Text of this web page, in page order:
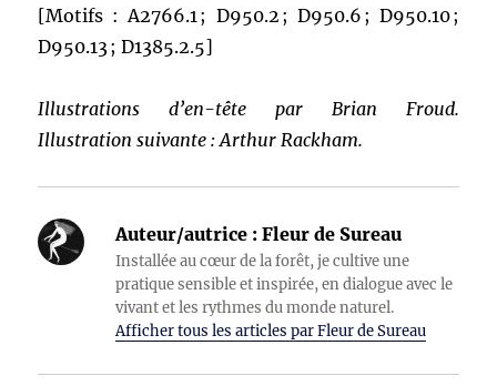
[Motifs : A2766.1 ; D950.2 ; D950.6 ; D950.10 ;
D950.13 ; D1385.2.5]
Illustrations d’en-tête par Brian Froud.
Illustration suivante : Arthur Rackham.
Auteur/autrice : Fleur de Sureau
Installée au cœur de la forêt, je cultive une
pratique sensible et inspirée, en dialogue avec le
vivant et les rythmes du monde naturel.
Afficher tous les articles par Fleur de Sureau